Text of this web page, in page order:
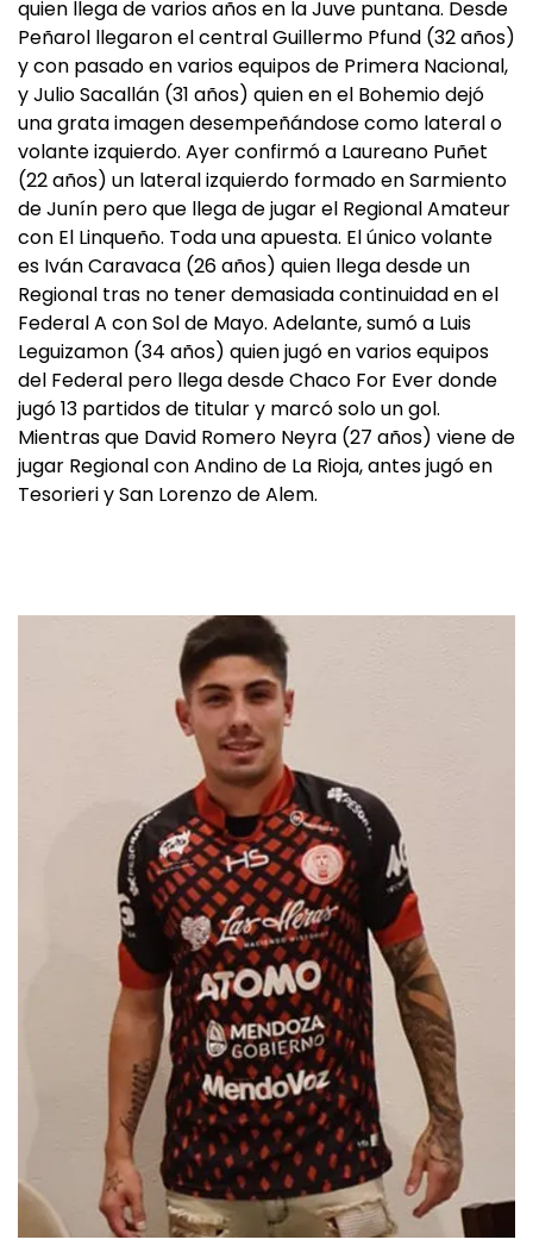
quien llega de varios años en la Juve puntana. Desde
Peñarol llegaron el central Guillermo Pfund (32 años)
y con pasado en varios equipos de Primera Nacional,
y Julio Sacallán (31 años) quien en el Bohemio dejó
una grata imagen desempeñándose como lateral o
volante izquierdo. Ayer confirmó a Laureano Puñet
(22 años) un lateral izquierdo formado en Sarmiento
de Junín pero que llega de jugar el Regional Amateur
con El Linqueño. Toda una apuesta. El único volante
es Iván Caravaca (26 años) quien llega desde un
Regional tras no tener demasiada continuidad en el
Federal A con Sol de Mayo. Adelante, sumó a Luis
Leguizamon (34 años) quien jugó en varios equipos
del Federal pero llega desde Chaco For Ever donde
jugó 13 partidos de titular y marcó solo un gol.
Mientras que David Romero Neyra (27 años) viene de
jugar Regional con Andino de La Rioja, antes jugó en
Tesorieri y San Lorenzo de Alem.